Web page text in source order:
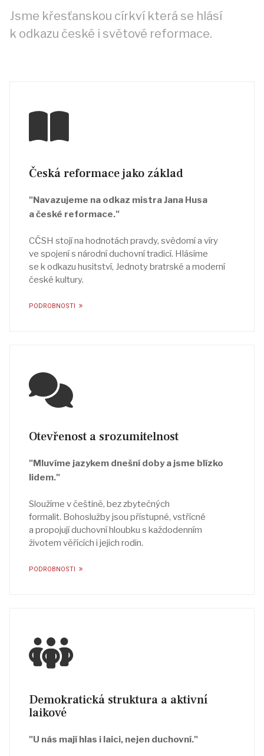
Jsme křesťanskou církví která se hlásí
k odkazu české i světové reformace.
Česká reformace jako základ
"Navazujeme na odkaz mistra Jana Husa
a české reformace."
CČSH stojí na hodnotách pravdy, svědomí a víry
ve spojení s národní duchovní tradicí. Hlásíme
se k odkazu husitství, Jednoty bratrské a moderní
české kultury.
PODROBNOSTI
Otevřenost a srozumitelnost
"Mluvíme jazykem dnešní doby a jsme blízko
lidem."
Sloužíme v češtině, bez zbytečných
formalit. Bohoslužby jsou přístupné, vstřícné
a propojují duchovní hloubku s každodenním
životem věřících i jejich rodin.
PODROBNOSTI
Demokratická struktura a aktivní
laikové
"U nás mají hlas i laici, nejen duchovní."